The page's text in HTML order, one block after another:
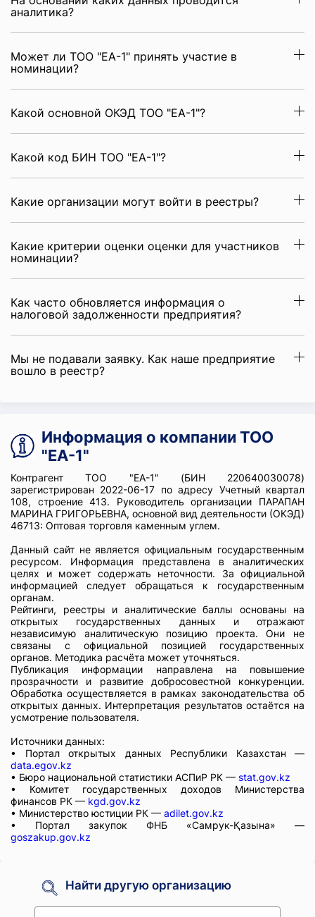
аналитика?
Может ли ТОО "EA-1" принять участие в
номинации?
Какой основной ОКЭД ТОО "EA-1"?
Какой код БИН ТОО "EA-1"?
Какие организации могут войти в реестры?
Какие критерии оценки оценки для участников
номинации?
Как часто обновляется информация о
налоговой задолженности предприятия?
Мы не подавали заявку. Как наше предприятие
вошло в реестр?
Информация о компании ТОО
"EA-1"
Контрагент ТОО "EA-1" (БИН 220640030078)
зарегистрирован 2022-06-17 по адресу Учетный квартал
108, строение 413. Руководитель организации ПАРАПАН
МАРИНА ГРИГОРЬЕВНА, основной вид деятельности (ОКЭД)
46713: Оптовая торговля каменным углем.
Данный сайт не является официальным государственным
ресурсом. Информация представлена в аналитических
целях и может содержать неточности. За официальной
информацией следует обращаться к государственным
органам.
Рейтинги, реестры и аналитические баллы основаны на
открытых государственных данных и отражают
независимую аналитическую позицию проекта. Они не
связаны с официальной позицией государственных
органов. Методика расчёта может уточняться.
Публикация информации направлена на повышение
прозрачности и развитие добросовестной конкуренции.
Обработка осуществляется в рамках законодательства об
открытых данных. Интерпретация результатов остаётся на
усмотрение пользователя.
Источники данных:
• Портал открытых данных Республики Казахстан —
data.egov.kz
• Бюро национальной статистики АСПиР РК — stat.gov.kz
• Комитет государственных доходов Министерства
финансов РК — kgd.gov.kz
• Министерство юстиции РК — adilet.gov.kz
• Портал закупок ФНБ «Самрук-Қазына» —
goszakup.gov.kz
Найти другую организацию